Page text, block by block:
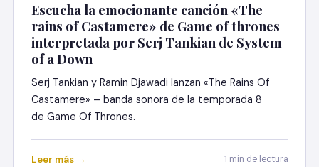
Escucha la emocionante canción «The
rains of Castamere» de Game of thrones
interpretada por Serj Tankian de System
of a Down
Serj Tankian y Ramin Djawadi lanzan «The Rains Of
Castamere» – banda sonora de la temporada 8
de Game Of Thrones.
Leer más → 1 min de lectura